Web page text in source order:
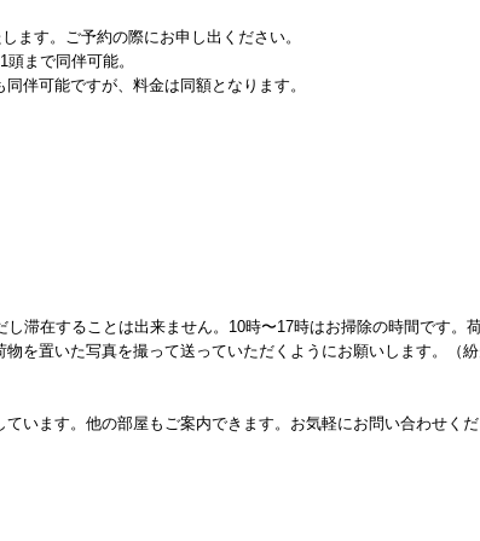
ます。ご予約の際にお申し出ください。
まで同伴可能。
伴可能ですが、料金は同額となります。
滞在することは出来ません。10時〜17時はお掃除の時間です。
を置いた写真を撮って送っていただくようにお願いします。（
います。他の部屋もご案内できます。お気軽にお問い合わせくだ